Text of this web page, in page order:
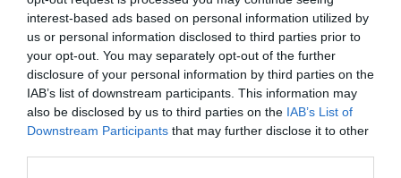
interest-based ads based on personal information utilized by
us or personal information disclosed to third parties prior to
your opt-out. You may separately opt-out of the further
disclosure of your personal information by third parties on the
IAB’s list of downstream participants. This information may
also be disclosed by us to third parties on the IAB’s List of
Downstream Participants that may further disclose it to other
ECONOMÍA
Medio ambiente desde la
complejidad
25 de marzo de 2021